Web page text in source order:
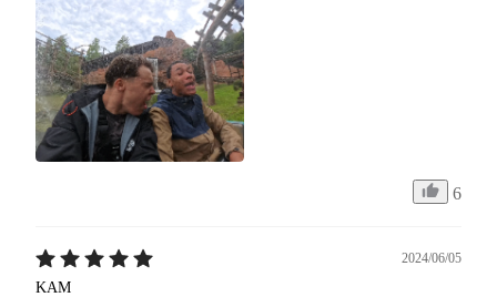
6
2024/06/05
KAM